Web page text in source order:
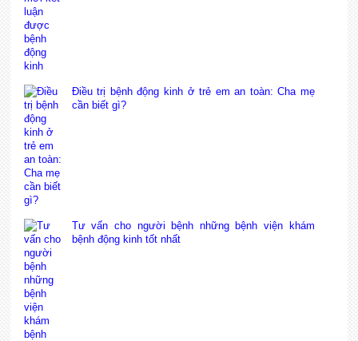
Điều trị bệnh động kinh ở trẻ em an toàn: Cha mẹ
cần biết gì?
Tư vấn cho người bệnh những bệnh viện khám
bệnh động kinh tốt nhất